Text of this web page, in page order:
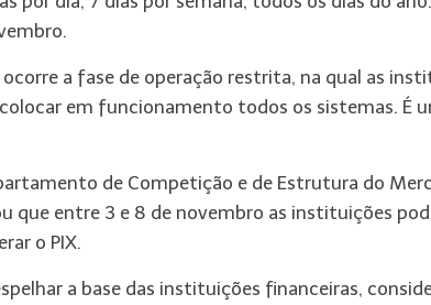
ocorre a fase de operação restrita, na qual as
em funcionamento todos os sistemas. É
de Competição e de Estrutura do
que entre 3 e 8 de novembro as instituições
o PIX.
a base das instituições financeiras,